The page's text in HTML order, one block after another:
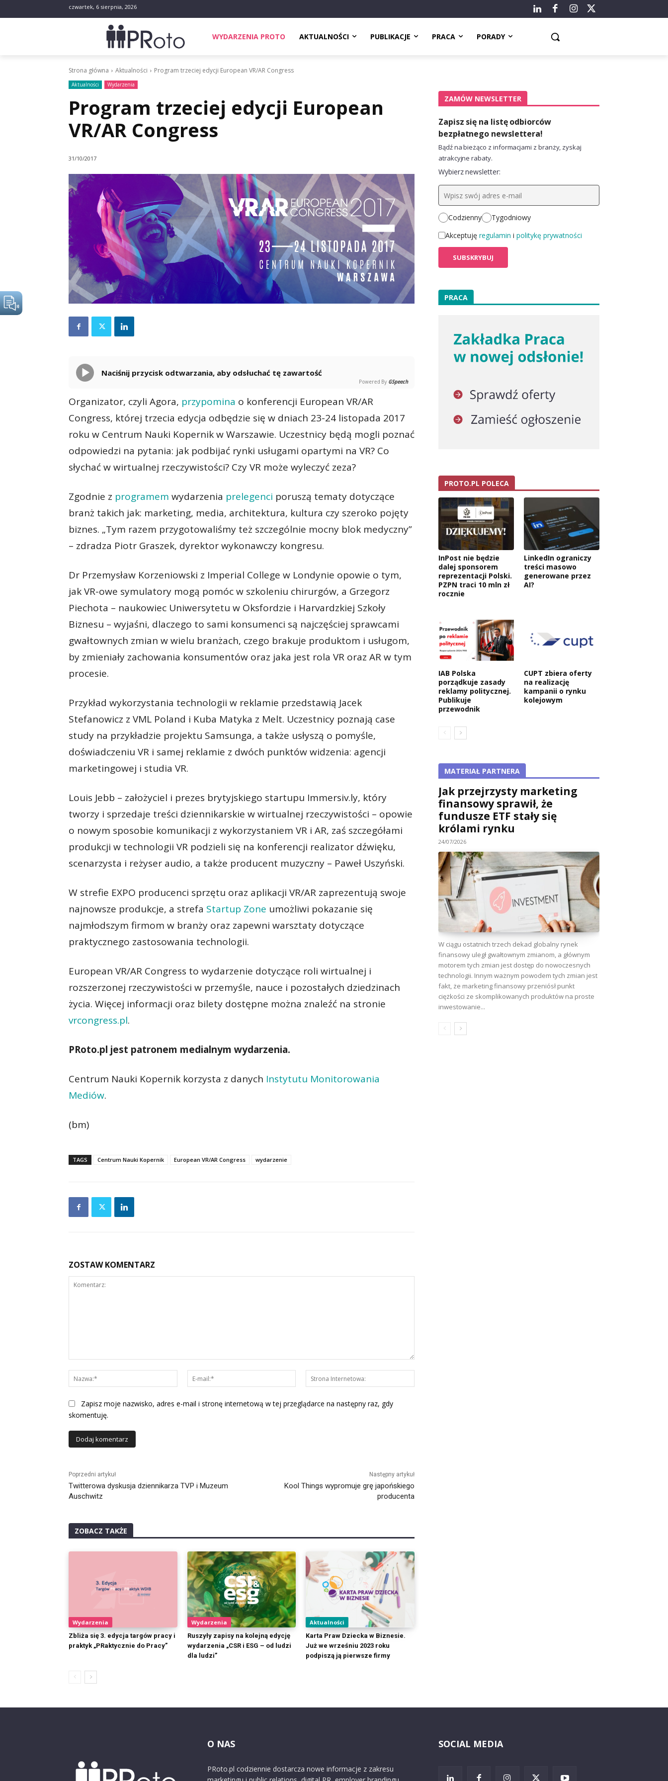
czwartek, 6 sierpnia, 2026
WYDARZENIA PROTO AKTUALNOŚCI PUBLIKACJE PRACA PORADY
Strona główna Aktualności Program trzeciej edycji European VR/AR Congress
Aktualności Wydarzenia
Program trzeciej edycji European
VR/AR Congress
31/10/2017
Naciśnij przycisk odtwarzania, aby odsłuchać tę zawartość
Powered By GSpeech
Organizator, czyli Agora, przypomina o konferencji European VR/AR
Congress, której trzecia edycja odbędzie się w dniach 23-24 listopada 2017
roku w Centrum Nauki Kopernik w Warszawie. Uczestnicy będą mogli poznać
odpowiedzi na pytania: jak podbijać rynki usługami opartymi na VR? Co
słychać w wirtualnej rzeczywistości? Czy VR może wyleczyć zeza?
Zgodnie z programem wydarzenia prelegenci poruszą tematy dotyczące
branż takich jak: marketing, media, architektura, kultura czy szeroko pojęty
biznes. „Tym razem przygotowaliśmy też szczególnie mocny blok medyczny”
– zdradza Piotr Graszek, dyrektor wykonawczy kongresu.
Dr Przemysław Korzeniowski z Imperial College w Londynie opowie o tym,
jak VR-owe symulatory mogą pomóc w szkoleniu chirurgów, a Grzegorz
Piechota – naukowiec Uniwersytetu w Oksfordzie i Harvardzkiej Szkoły
Biznesu – wyjaśni, dlaczego to sami konsumenci są najczęściej sprawcami
gwałtownych zmian w wielu branżach, czego brakuje produktom i usługom,
by zmieniały zachowania konsumentów oraz jaka jest rola VR oraz AR w tym
procesie.
Przykład wykorzystania technologii w reklamie przedstawią Jacek
Stefanowicz z VML Poland i Kuba Matyka z Melt. Uczestnicy poznają case
study na przykładzie projektu Samsunga, a także usłyszą o pomyśle,
doświadczeniu VR i samej reklamie z dwóch punktów widzenia: agencji
marketingowej i studia VR.
Louis Jebb – założyciel i prezes brytyjskiego startupu Immersiv.ly, który
tworzy i sprzedaje treści dziennikarskie w wirtualnej rzeczywistości – opowie
o nowym sposobie komunikacji z wykorzystaniem VR i AR, zaś szczegółami
produkcji w technologii VR podzieli się na konferencji realizator dźwięku,
scenarzysta i reżyser audio, a także producent muzyczny – Paweł Uszyński.
W strefie EXPO producenci sprzętu oraz aplikacji VR/AR zaprezentują swoje
najnowsze produkcje, a strefa Startup Zone umożliwi pokazanie się
najmłodszym firmom w branży oraz zapewni warsztaty dotyczące
praktycznego zastosowania technologii.
European VR/AR Congress to wydarzenie dotyczące roli wirtualnej i
rozszerzonej rzeczywistości w przemyśle, nauce i pozostałych dziedzinach
życia. Więcej informacji oraz bilety dostępne można znaleźć na stronie
vrcongress.pl.
PRoto.pl jest patronem medialnym wydarzenia.
Centrum Nauki Kopernik korzysta z danych Instytutu Monitorowania
Mediów.
(bm)
TAGS Centrum Nauki Kopernik European VR/AR Congress wydarzenie
ZOSTAW KOMENTARZ
Nazwa:*
mail:*
Internetowa:
Zapisz moje nazwisko, adres e-mail i stronę internetową w tej przeglądarce na następny raz, gdy
skomentuję.
Poprzedni artykuł
Twitterowa dyskusja dziennikarza TVP i Muzeum
Auschwitz
Następny artykuł
Kool Things wypromuje grę japońskiego
producenta
ZOBACZ TAKŻE
Wydarzenia
Zbliża się 3. edycja targów pracy i
praktyk „PRaktycznie do Pracy”
Wydarzenia
Ruszyły zapisy na kolejną edycję
wydarzenia „CSR i ESG – od ludzi
dla ludzi”
Aktualności
Karta Praw Dziecka w Biznesie.
Już we wrześniu 2023 roku
podpiszą ją pierwsze firmy
ZAMÓW NEWSLETTER
Zapisz się na listę odbiorców
bezpłatnego newslettera!
Bądź na bieżąco z informacjami z branży, zyskaj
atrakcyjne rabaty.
Wybierz newsletter:
Codzienny
Tygodniowy
Akceptuję regulamin i politykę prywatności
PRACA
PROTO.PL POLECA
InPost nie będzie
dalej sponsorem
reprezentacji Polski.
PZPN traci 10 mln zł
rocznie
LinkedIn ograniczy
treści masowo
generowane przez
AI?
IAB Polska
porządkuje zasady
reklamy politycznej.
Publikuje
przewodnik
CUPT zbiera oferty
na realizację
kampanii o rynku
kolejowym
MATERIAŁ PARTNERA
Jak przejrzysty marketing
finansowy sprawił, że
fundusze ETF stały się
królami rynku
24/07/2026
W ciągu ostatnich trzech dekad globalny rynek
finansowy uległ gwałtownym zmianom, a głównym
motorem tych zmian jest dostęp do nowoczesnych
technologii. Innym ważnym powodem tych zmian jest
fakt, że marketing finansowy przeniósł punkt
ciężkości ze skomplikowanych produktów na proste
inwestowanie...
O NAS
PRoto.pl codziennie dostarcza nowe informacje z zakresu
SOCIAL MEDIA